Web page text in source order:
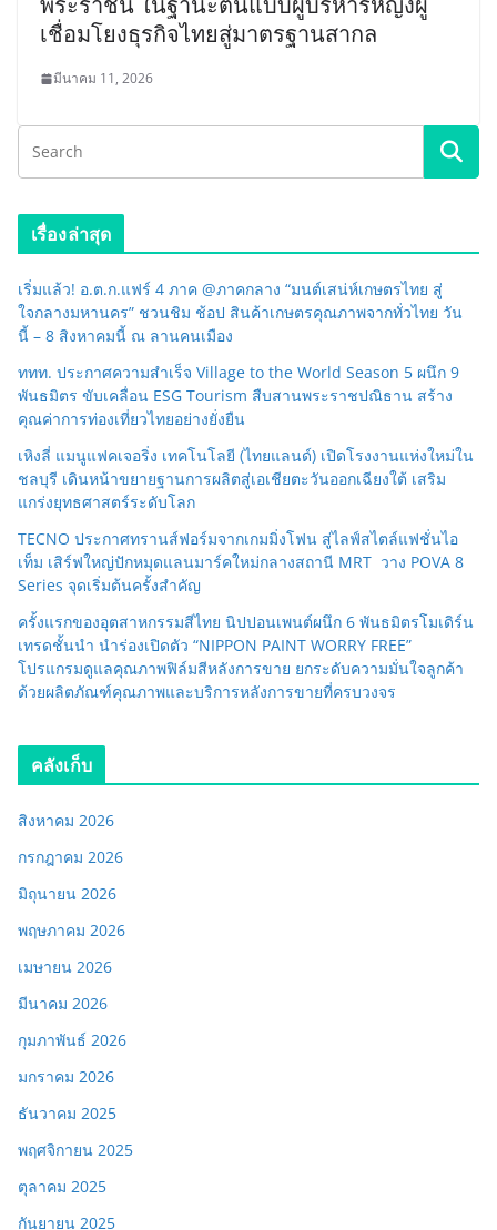
เชื่อมโยงธุรกิจไทยสู่มาตรฐานสากล
มีนาคม 11, 2026
เรื่องล่าสุด
เริ่มแล้ว! อ.ต.ก.แฟร์ 4 ภาค @ภาคกลาง “มนต์เสน่ห์เกษตรไทย สู่
ใจกลางมหานคร” ชวนชิม ช้อป สินค้าเกษตรคุณภาพจากทั่วไทย วัน
นี้ – 8 สิงหาคมนี้ ณ ลานคนเมือง
ททท. ประกาศความสำเร็จ Village to the World Season 5 ผนึก 9
พันธมิตร ขับเคลื่อน ESG Tourism สืบสานพระราชปณิธาน สร้าง
คุณค่าการท่องเที่ยวไทยอย่างยั่งยืน
เหิงลี่ แมนูแฟคเจอริ่ง เทคโนโลยี (ไทยแลนด์) เปิดโรงงานแห่งใหม่ใน
ชลบุรี เดินหน้าขยายฐานการผลิตสู่เอเชียตะวันออกเฉียงใต้ เสริม
แกร่งยุทธศาสตร์ระดับโลก
TECNO ประกาศทรานส์ฟอร์มจากเกมมิ่งโฟน สู่ไลฟ์สไตล์แฟชั่นไอ
เท็ม เสิร์ฟใหญ่ปักหมุดแลนมาร์คใหม่กลางสถานี MRT วาง POVA 8
Series จุดเริ่มต้นครั้งสำคัญ
ครั้งแรกของอุตสาหกรรมสีไทย นิปปอนเพนต์ผนึก 6 พันธมิตรโมเดิร์น
เทรดชั้นนำ นำร่องเปิดตัว “NIPPON PAINT WORRY FREE”
โปรแกรมดูแลคุณภาพฟิล์มสีหลังการขาย ยกระดับความมั่นใจลูกค้า
ด้วยผลิตภัณฑ์คุณภาพและบริการหลังการขายที่ครบวงจร
คลังเก็บ
สิงหาคม 2026
กรกฎาคม 2026
มิถุนายน 2026
พฤษภาคม 2026
เมษายน 2026
มีนาคม 2026
กุมภาพันธ์ 2026
มกราคม 2026
ธันวาคม 2025
พฤศจิกายน 2025
ตุลาคม 2025
กันยายน 2025